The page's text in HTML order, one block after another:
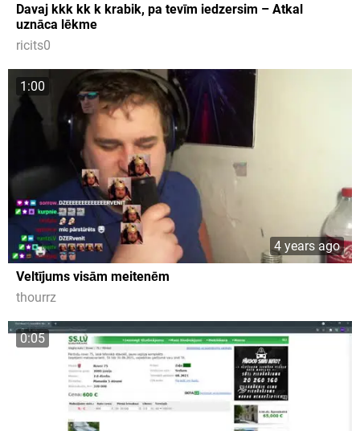
Davaj kkk kk k krabik, pa tevīm iedzersim – Atkal
uznāca lēkme
ricits0
1:00
4 years ago
Veltījums visām meitenēm
thourrz
0:05